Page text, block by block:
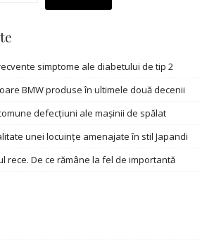
simptome ale diabetului de tip 2
BMW produse în ultimele două decenii
defecțiuni ale mașinii de spălat
unei locuințe amenajate în stil Japandi
rece. De ce rămâne la fel de importantă